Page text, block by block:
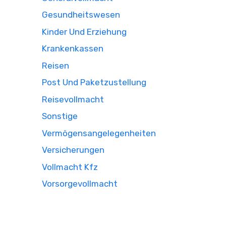
Gesundheitswesen
Kinder Und Erziehung
Krankenkassen
Reisen
Post Und Paketzustellung
Reisevollmacht
Sonstige
Vermögensangelegenheiten
Versicherungen
Vollmacht Kfz
Vorsorgevollmacht